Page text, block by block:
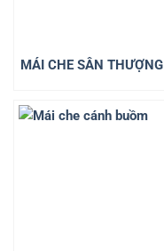
MÁI CHE SÂN THƯỢNG